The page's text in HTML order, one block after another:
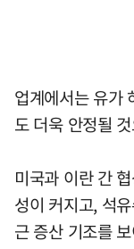
업계에서는 유가
도 더욱 안정될
미국과 이란 간
성이 커지고, 석
근 증산 기조를